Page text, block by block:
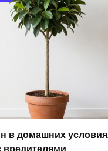
в домашних
вредителями